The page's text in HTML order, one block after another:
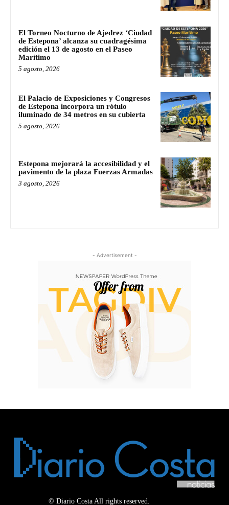
El Torneo Nocturno de Ajedrez ‘Ciudad
de Estepona’ alcanza su cuadragésima
edición el 13 de agosto en el Paseo
Marítimo
5 agosto, 2026
El Palacio de Exposiciones y Congresos
de Estepona incorpora un rótulo
iluminado de 34 metros en su cubierta
5 agosto, 2026
Estepona mejorará la accesibilidad y el
pavimento de la plaza Fuerzas Armadas
3 agosto, 2026
- Advertisement -
© Diario Costa All rights reserved.